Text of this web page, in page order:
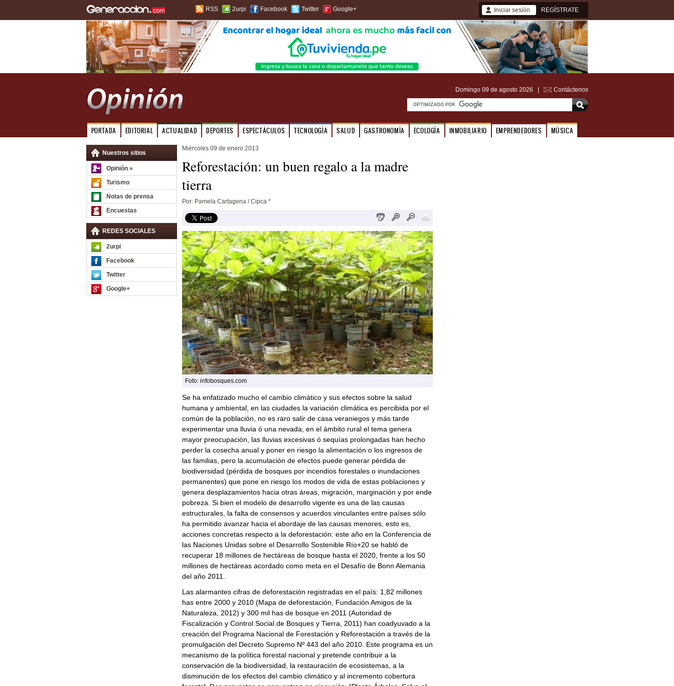
RSS 2urpi Facebook Twitter Google+ Iniciar sesión REGÍSTRATE
Domingo 09 de agosto 2026 | Contáctenos
PORTADA EDITORIAL ACTUALIDAD DEPORTES ESPECTÁCULOS TECNOLOGÍA SALUD GASTRONOMÍA ECOLOGÍA INMOBILIARIO EMPRENDEDORES MÚSICA
Nuestros sitios
Opinión »
Turismo
Notas de prensa
Encuestas
REDES SOCIALES
2urpi
Facebook
Twitter
Google+
Miércoles 09 de enero 2013
Reforestación: un buen regalo a la madre
tierra
Por: Pamela Cartagena / Cipca *
Foto: infobosques.com
Se ha enfatizado mucho el cambio climático y sus efectos sobre la salud
humana y ambiental, en las ciudades la variación climática es percibida por el
común de la población, no es raro salir de casa veraniegos y más tarde
experimentar una lluvia ó una nevada; en el ámbito rural el tema genera
mayor preocupación, las lluvias excesivas ó sequías prolongadas han hecho
perder la cosecha anual y poner en riesgo la alimentación o los ingresos de
las familias, pero la acumulación de efectos puede generar pérdida de
biodiversidad (pérdida de bosques por incendios forestales o inundaciones
permanentes) que pone en riesgo los modos de vida de estas poblaciones y
genera desplazamientos hacia otras áreas, migración, marginación y por ende
pobreza. Si bien el modelo de desarrollo vigente es una de las causas
estructurales, la falta de consensos y acuerdos vinculantes entre países sólo
ha permitido avanzar hacia el abordaje de las causas menores, esto es,
acciones concretas respecto a la deforestación: este año en la Conferencia de
las Naciones Unidas sobre el Desarrollo Sostenible Río+20 se habló de
recuperar 18 millones de hectáreas de bosque hasta el 2020, frente a los 50
millones de hectáreas acordado como meta en el Desafío de Bonn Alemania
del año 2011.
Las alarmantes cifras de deforestación registradas en el país: 1,82 millones
has entre 2000 y 2010 (Mapa de deforestación, Fundación Amigos de la
Naturaleza, 2012) y 300 mil has de bosque en 2011 (Autoridad de
Fiscalización y Control Social de Bosques y Tierra, 2011) han coadyuvado a la
creación del Programa Nacional de Forestación y Reforestación a través de la
promulgación del Decreto Supremo Nº 443 del año 2010. Este programa es un
mecanismo de la política forestal nacional y pretende contribuir a la
conservación de la biodiversidad, la restauración de ecosistemas, a la
disminución de los efectos del cambio climático y al incremento cobertura